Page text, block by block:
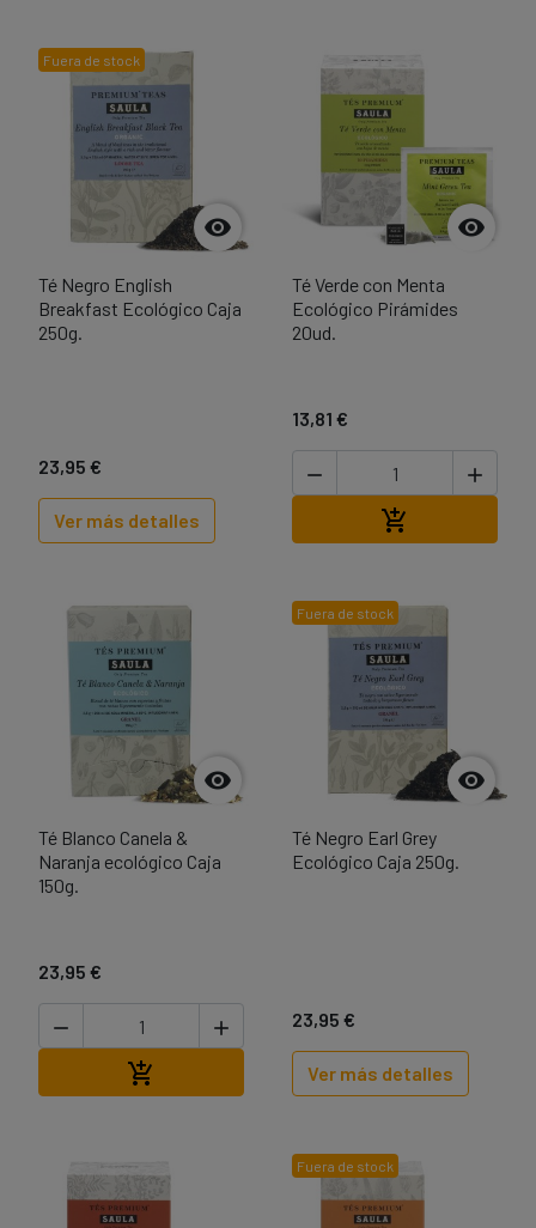
Fuera de stock

Té Negro English
Breakfast Ecológico Caja
250g.
23,95 €
Ver más detalles

Té Verde con Menta
Ecológico Pirámides
20ud.
13,81 €
 


Té Blanco Canela &
Naranja ecológico Caja
150g.
23,95 €
 

Fuera de stock

Té Negro Earl Grey
Ecológico Caja 250g.
23,95 €
Ver más detalles
Fuera de stock